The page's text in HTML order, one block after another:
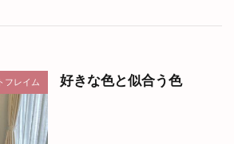
フレイム 好きな色と似合う色